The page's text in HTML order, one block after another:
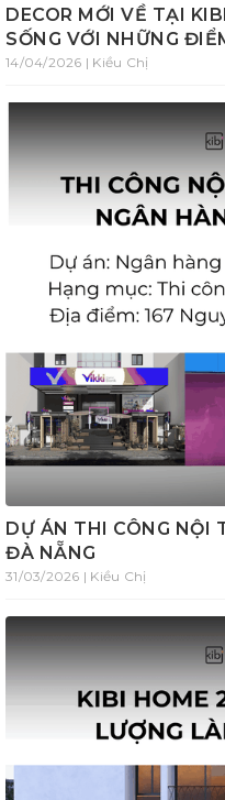
DECOR MỚI VỀ TẠI
SỐNG VỚI NHỮNG
14/04/2026 | Kiều Chị
DỰ ÁN THI CÔNG NỘI
ĐÀ NẴNG
31/03/2026 | Kiều Chị